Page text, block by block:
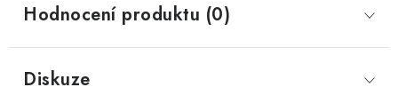
Hodnocení produktu (0)
Diskuze